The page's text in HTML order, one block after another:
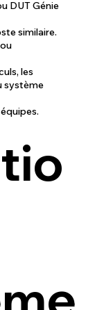
DUT Génie
similaire.
les
système